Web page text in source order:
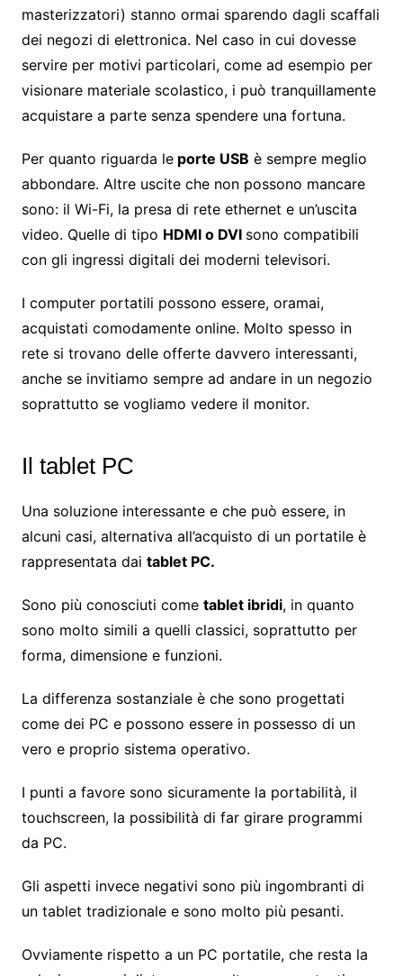
masterizzatori) stanno ormai sparendo dagli scaffali
dei negozi di elettronica. Nel caso in cui dovesse
servire per motivi particolari, come ad esempio per
visionare materiale scolastico, i può tranquillamente
acquistare a parte senza spendere una fortuna.
Per quanto riguarda leporte USB è sempre meglio
abbondare. Altre uscite che non possono mancare
sono: il Wi-Fi, la presa di rete ethernet e un’uscita
video. Quelle di tipo HDMI o DVI sono compatibili
con gli ingressi digitali dei moderni televisori.
I computer portatili possono essere, oramai,
acquistati comodamente online. Molto spesso in
rete si trovano delle offerte davvero interessanti,
anche se invitiamo sempre ad andare in un negozio
soprattutto se vogliamo vedere il monitor.
Il tablet PC
Una soluzione interessante e che può essere, in
alcuni casi, alternativa all’acquisto di un portatile è
rappresentata dai tablet PC.
Sono più conosciuti come tablet ibridi, in quanto
sono molto simili a quelli classici, soprattutto per
forma, dimensione e funzioni.
La differenza sostanziale è che sono progettati
come dei PC e possono essere in possesso di un
vero e proprio sistema operativo.
I punti a favore sono sicuramente la portabilità, il
touchscreen, la possibilità di far girare programmi
da PC.
Gli aspetti invece negativi sono più ingombranti di
un tablet tradizionale e sono molto più pesanti.
Ovviamente rispetto a un PC portatile, che resta la